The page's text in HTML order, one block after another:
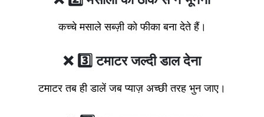
कच्चे मसाले सब्ज़ी को फीका बना देते हैं।
❌ 3️⃣ टमाटर जल्दी डाल देना
टमाटर तब ही डालें जब प्याज़ अच्छी तरह भुन जाए।